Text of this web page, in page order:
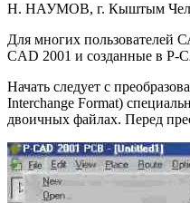
Н. НАУМОВ, г. Кыштым
Для многих пользователей
CAD 2001 и созданные в P-
Начать следует с
Interchange Format)
двоичных файлах. Перед